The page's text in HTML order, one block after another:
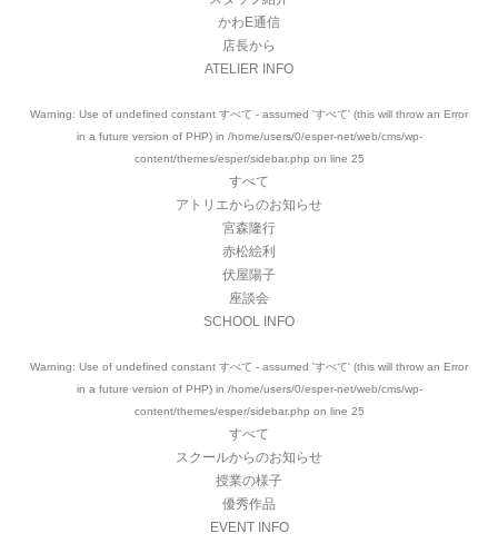
かわE通信
店長から
ATELIER INFO
Warning: Use of undefined constant すべて - assumed 'すべて' (this will throw an Error
in a future version of PHP) in /home/users/0/esper-net/web/cms/wp-
content/themes/esper/sidebar.php on line 25
すべて
アトリエからのお知らせ
宮森隆行
赤松絵利
伏屋陽子
座談会
SCHOOL INFO
Warning: Use of undefined constant すべて - assumed 'すべて' (this will throw an Error
in a future version of PHP) in /home/users/0/esper-net/web/cms/wp-
content/themes/esper/sidebar.php on line 25
すべて
スクールからのお知らせ
授業の様子
優秀作品
EVENT INFO